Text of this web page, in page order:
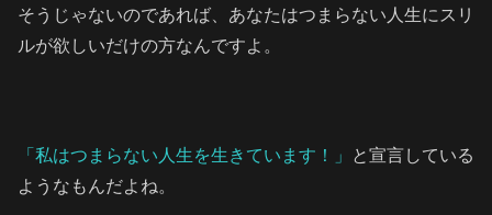
そうじゃないのであれば、あなたはつまらない人生にスリ
ルが欲しいだけの方なんですよ。
「私はつまらない人生を生きています！」
と宣言している
ようなもんだよね。